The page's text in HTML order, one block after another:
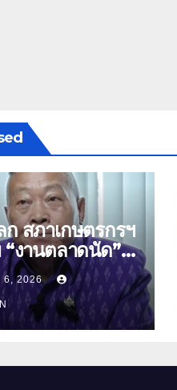
สภาเกษตรกรฯ
งานตลาดนัด”
งาน “เกษตร
มืองสองแคว 69”
ชน์เกษตรกร ดึง
ม-จับคู่ธุรกิจดัน
6, 2026